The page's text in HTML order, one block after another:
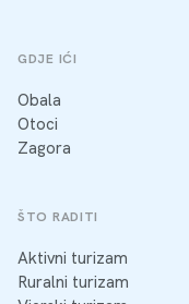
GDJE IĆI
Obala
Otoci
Zagora
ŠTO RADITI
Aktivni turizam
Ruralni turizam